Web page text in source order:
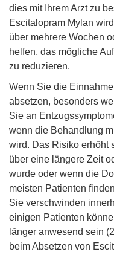
dies mit Ihrem Arzt zu
Escitalopram Mylan
über mehrere Wochen
helfen, das mögliche
zu reduzieren.
Wenn Sie die
absetzen, besonders
Sie an
wenn die Behandlung
wird. Das Risiko erhöht
über eine längere Zeit
wurde oder wenn die
meisten Patienten
Sie verschwinden
einigen Patienten
länger anwesend sein
beim Absetzen von